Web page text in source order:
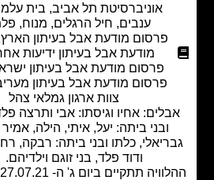
אוניברסיטת תל אביב,בית עלמין קרית
חיל הרגלים,מנוח,פלמ"ח,
פרסום מודעת אבל בעיתון הארץ,פרסום
מודעת אבל בעיתון ידיעות אחרונות,
פרסום מודעת אבל בעיתון ישראל היום,
פרסום מודעת אבל בעיתון מעריב, צה"ל,
צוות ארגון גמלאי צהל
אחיו וגיסתו: אבי ותרצה פלד, בתו
ובני ביתה: יעל, איתי, הילה, אמיר ועדן
כלתו ובני ביתה: רבקה, רחלי, שרי
ודוד פלד, בני זוגם וילדיהם.
ההלוויה תתקיים ביום ג' ה- 27.07.21, בשעה